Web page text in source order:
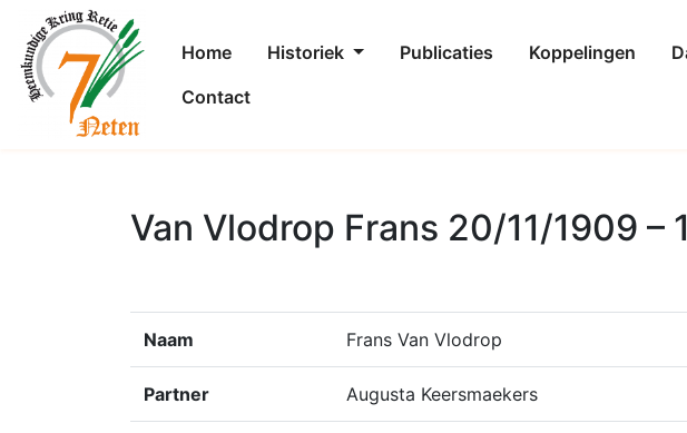
Home Historiek Publicaties Koppelingen
Contact
Van Vlodrop Frans 20/11/1909 –
Naam Frans Van Vlodrop
Partner Augusta Keersmaekers